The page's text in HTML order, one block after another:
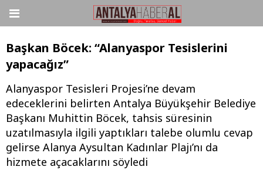
Başkan Böcek: “Alanyaspor Tesislerini
yapacağız”
Alanyaspor Tesisleri Projesi’ne devam
edeceklerini belirten Antalya Büyükşehir Belediye
Başkanı Muhittin Böcek, tahsis süresinin
uzatılmasıyla ilgili yaptıkları talebe olumlu cevap
gelirse Alanya Aysultan Kadınlar Plajı’nı da
hizmete açacaklarını söyledi